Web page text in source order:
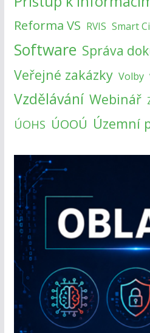
Reforma VS RVIS Smart
Software Správa
Veřejné zakázky Volby
Vzdělávání Webinář
ÚOHS ÚOOÚ Územní